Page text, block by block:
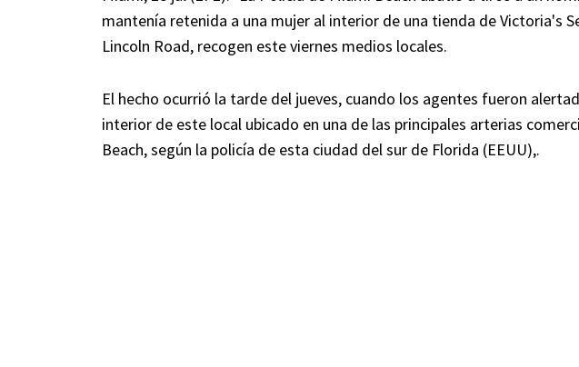
mantenía retenida a una mujer al interior de una tienda de Victoria's
Lincoln Road, recogen este viernes medios locales.
El hecho ocurrió la tarde del jueves, cuando los agentes fueron
interior de este local ubicado en una de las principales arterias
Beach, según la policía de esta ciudad del sur de Florida (EEUU),.